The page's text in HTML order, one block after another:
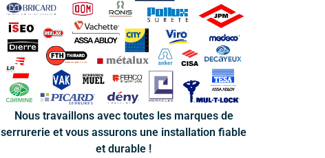
Nous travaillons avec toutes les marques de
serrurerie et vous assurons une installation fiable
et durable !